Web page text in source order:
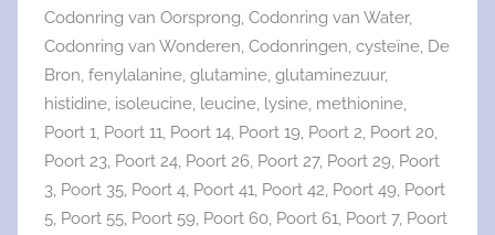
Codonring van Oorsprong, Codonring van Water,
Codonring van Wonderen, Codonringen, cysteïne, De
Bron, fenylalanine, glutamine, glutaminezuur,
histidine, isoleucine, leucine, lysine, methionine,
Poort 1, Poort 11, Poort 14, Poort 19, Poort 2, Poort 20,
Poort 23, Poort 24, Poort 26, Poort 27, Poort 29, Poort
3, Poort 35, Poort 4, Poort 41, Poort 42, Poort 49, Poort
5, Poort 55, Poort 59, Poort 60, Poort 61, Poort 7, Poort